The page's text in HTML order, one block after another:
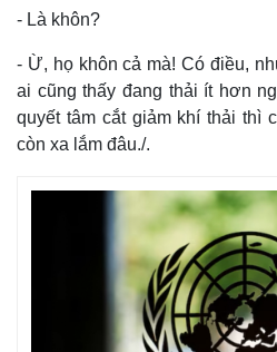
- Là khôn?
- Ừ, họ khôn cả mà! Có điều,
ai cũng thấy đang thải ít hơn
quyết tâm cắt giảm khí thải thì
còn xa lắm đâu./.